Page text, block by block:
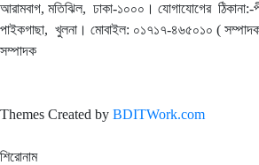
আরামবাগ, মতিঝিল, ঢাকা-১০০০। যোগাযোগের ঠিকানা:-
পাইকগাছা, খুলনা। মোবাইল: ০১৭১৭-৪৬৫০১০ (
সম্পাদক
Themes Created by BDITWork.com
শিরোনাম